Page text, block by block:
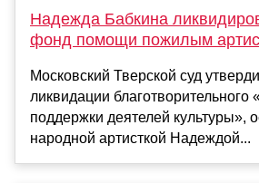
Надежда Бабкина
фонд помощи пожилым
Московский Тверской суд
ликвидации благотворительного
поддержки деятелей культуры»,
народной артисткой Надеждой...